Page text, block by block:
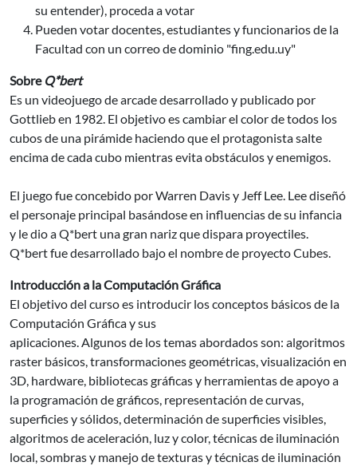
su entender), proceda a votar
Pueden votar docentes, estudiantes y funcionarios de la
Facultad con un correo de dominio "fing.edu.uy"
Sobre Q*bert
Es un videojuego de arcade desarrollado y publicado por
Gottlieb en 1982. El objetivo es cambiar el color de todos los
cubos de una pirámide haciendo que el protagonista salte
encima de cada cubo mientras evita obstáculos y enemigos.
El juego fue concebido por Warren Davis y Jeff Lee. Lee diseñó
el personaje principal basándose en influencias de su infancia
y le dio a Q*bert una gran nariz que dispara proyectiles.
Q*bert fue desarrollado bajo el nombre de proyecto Cubes.
Introducción a la Computación Gráfica
El objetivo del curso es introducir los conceptos básicos de la
Computación Gráfica y sus
aplicaciones. Algunos de los temas abordados son: algoritmos
raster básicos, transformaciones geométricas, visualización en
3D, hardware, bibliotecas gráficas y herramientas de apoyo a
la programación de gráficos, representación de curvas,
superficies y sólidos, determinación de superficies visibles,
algoritmos de aceleración, luz y color, técnicas de iluminación
local, sombras y manejo de texturas y técnicas de iluminación